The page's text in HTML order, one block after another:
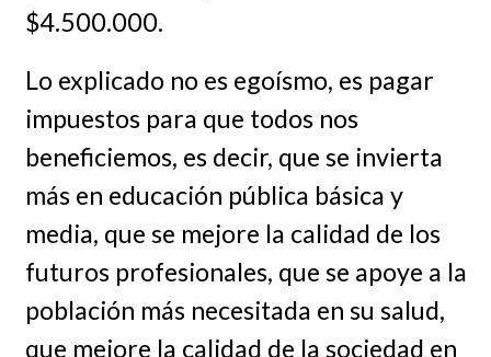
$4.500.000.
Lo explicado no es egoísmo, es pagar
impuestos para que todos nos
beneficiemos, es decir, que se invierta
más en educación pública básica y
media, que se mejore la calidad de los
futuros profesionales, que se apoye a la
población más necesitada en su salud,
que mejore la calidad de la sociedad en